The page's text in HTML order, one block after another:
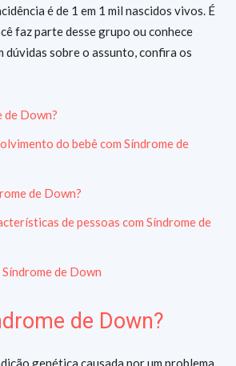
é de 1 em 1 mil nascidos vivos. É
faz parte desse grupo ou conhece
dúvidas sobre o assunto, confira os
de Down?
do bebê com Síndrome de
de Down?
de pessoas com Síndrome de
de Down
de Down?
genética causada por um problema